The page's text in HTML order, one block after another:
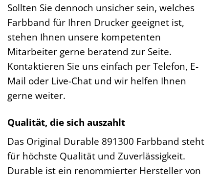
Sollten Sie dennoch unsicher sein, welches
Farbband für Ihren Drucker geeignet ist,
stehen Ihnen unsere kompetenten
Mitarbeiter gerne beratend zur Seite.
Kontaktieren Sie uns einfach per Telefon, E-
Mail oder Live-Chat und wir helfen Ihnen
gerne weiter.
Qualität, die sich auszahlt
Das Original Durable 891300 Farbband steht
für höchste Qualität und Zuverlässigkeit.
Durable ist ein renommierter Hersteller von